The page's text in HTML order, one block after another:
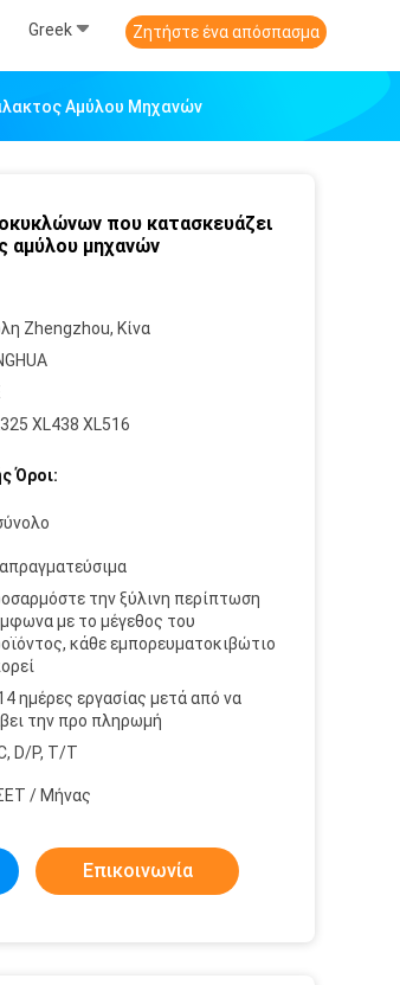
Greek Ζητήστε ένα απόσπασμα
Αμύλου Μηχανών
που κατασκευάζει
αμύλου μηχανών
Zhengzhou, Κίνα
XL438 XL516
Όροι:
την ξύλινη περίπτωση
με το μέγεθος του
κάθε εμπορευματοκιβώτιο
ημέρες εργασίας μετά από να
την προ πληρωμή
D/P, T/T
/ Μήνας
Επικοινωνία